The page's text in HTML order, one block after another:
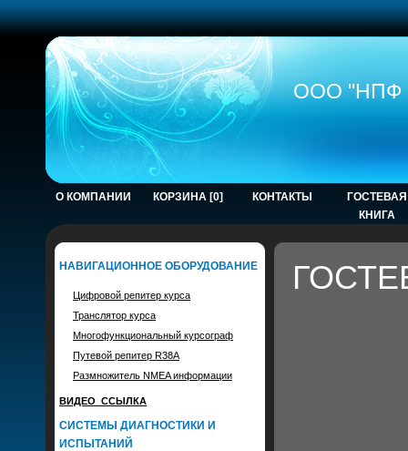
ООО "НПФ
О КОМПАНИИ КОРЗИНА [0] КОНТАКТЫ
ГОСТЕВАЯ
КНИГА
НАВИГАЦИОННОЕ ОБОРУДОВАНИЕ
Цифровой репитер курса
Транслятор курса
Многофункциональный курсограф
Путевой репитер R38A
Размножитель NMEA информации
ВИДЕО_ССЫЛКА
СИСТЕМЫ ДИАГНОСТИКИ И
ИСПЫТАНИЙ